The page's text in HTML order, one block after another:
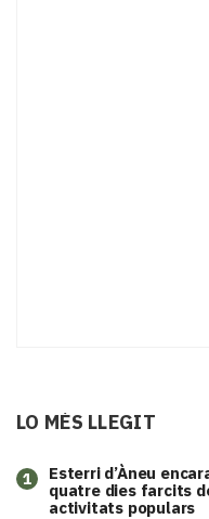
LO MÉS LLEGIT
1
Esterri d’Àneu
quatre dies farcits
activitats populars